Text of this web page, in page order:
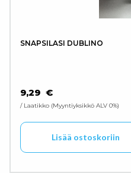
SNAPSILASI DUBLINO
9,29 €
/ Laatikko Myyntiyksikkö ALV 0%
Lisää ostoskoriin